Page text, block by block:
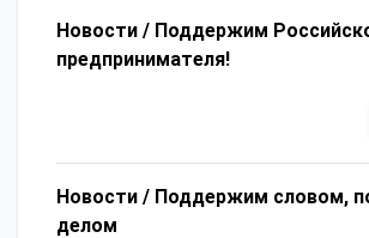
Новости / Поддержим
предпринимателя!
Новости / Поддержим словом,
делом